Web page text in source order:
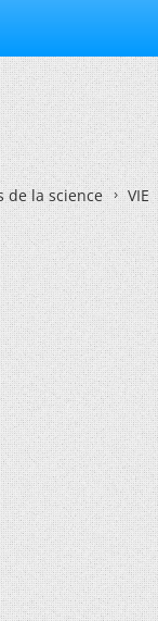
de la science VIE